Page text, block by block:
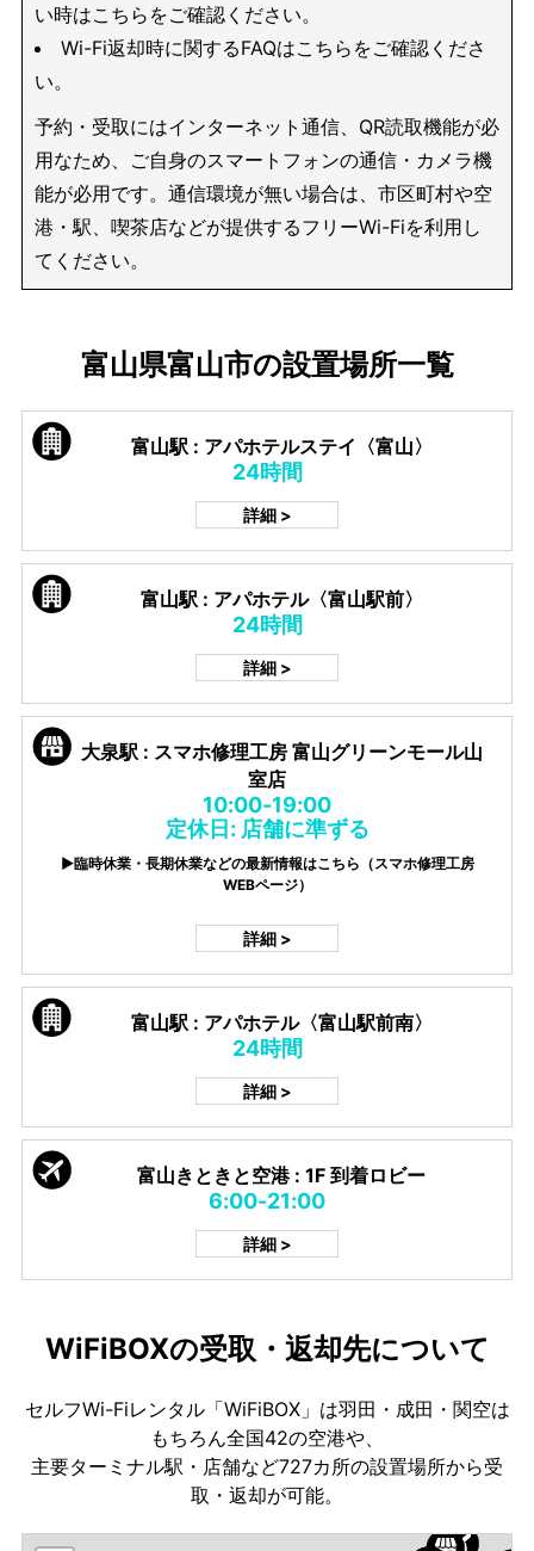
い時はこちらをご確認ください。
Wi-Fi返却時に関するFAQはこちらをご確認くださ
い。
予約・受取にはインターネット通信、QR読取機能が必
用なため、ご自身のスマートフォンの通信・カメラ機
能が必用です。通信環境が無い場合は、市区町村や空
港・駅、喫茶店などが提供するフリーWi-Fiを利用し
てください。
富山県富山市の設置場所一覧
富山駅 : アパホテルステイ〈富山〉
24時間
詳細 >
富山駅 : アパホテル〈富山駅前〉
24時間
詳細 >
大泉駅 : スマホ修理工房 富山グリーンモール山
室店
10:00-19:00
定休日: 店舗に準ずる
▶臨時休業・長期休業などの最新情報はこちら（スマホ修理工房
WEBページ）
詳細 >
富山駅 : アパホテル〈富山駅前南〉
24時間
詳細 >
富山きときと空港 : 1F 到着ロビー
6:00-21:00
詳細 >
WiFiBOXの受取・返却先について
セルフWi-Fiレンタル「WiFiBOX」は羽田・成田・関空は
もちろん全国42の空港や、
主要ターミナル駅・店舗など727カ所の設置場所から受
取・返却が可能。